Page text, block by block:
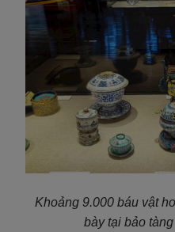
Khoảng 9.000 báu vật
bày tại bảo tàng